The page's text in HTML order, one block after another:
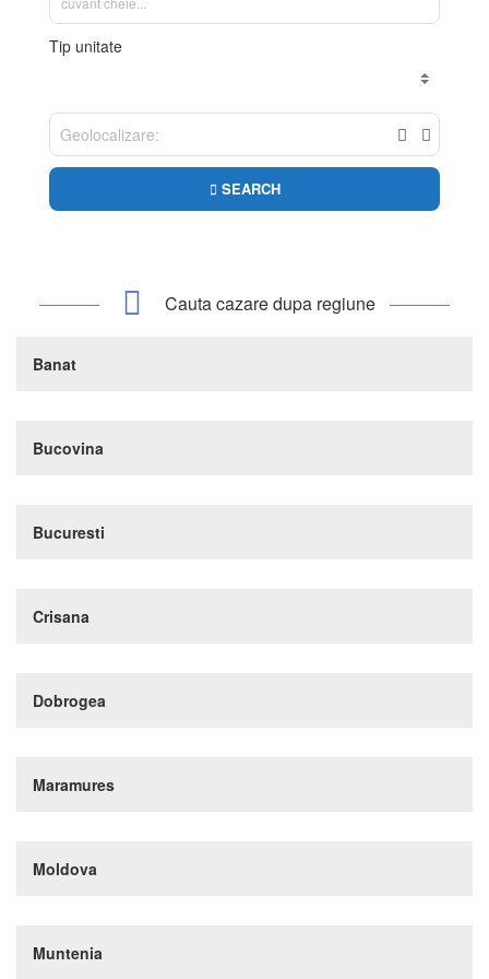
Tip unitate
SEARCH
Cauta cazare dupa regiune
Banat
Bucovina
Bucuresti
Crisana
Dobrogea
Maramures
Moldova
Muntenia